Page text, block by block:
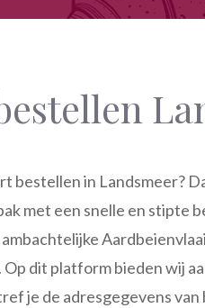
bestellen in Landsmeer?
met een snelle en stipte
Op dit platform bieden wij
je de adresgegevens van